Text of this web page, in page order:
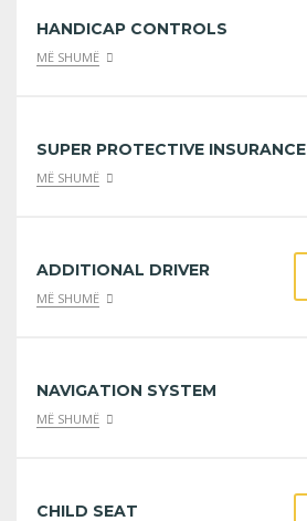
HANDICAP CONTROLS
MË SHUMË
SUPER PROTECTIVE INSURANCE
MË SHUMË
ADDITIONAL DRIVER
MË SHUMË
NAVIGATION SYSTEM
MË SHUMË
CHILD SEAT